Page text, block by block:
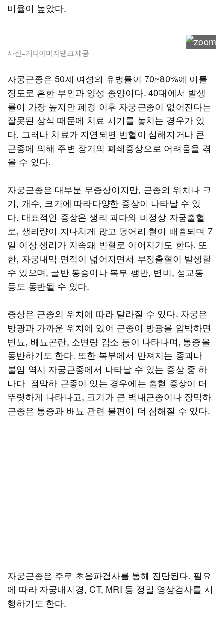
비율이 높았다.
사진=게티이미지뱅크 제공
자궁근종은 50세 여성의 유병률이 70~80%에 이를
정도로 흔한 부인과 양성 종양이다. 40대에서 발생
률이 가장 높지만 폐경 이후 자궁근종이 없어진다는
잘못된 상식 때문에 치료 시기를 놓치는 경우가 있
다. 그러나 치료가 지연되면 빈혈이 심해지거나 큰
근종에 의해 주변 장기의 폐쇄증상으로 어려움을 겪
을 수 있다.
자궁근종은 대부분 무증상이지만, 근종의 위치나 크
기, 개수, 크기에 따라다양한 증상이 나타날 수 있
다. 대표적인 증상은 생리 과다와 비정상 자궁출혈
로, 생리량이 지나치게 많고 덩어리 혈이 배출되며 7
일 이상 생리가 지속돼 빈혈로 이어지기도 한다. 또
한, 자궁내막 면적이 넓어지면서 부정출혈이 발생할
수 있으며, 골반 통증이나 복부 팽만, 변비, 성교통
등도 동반될 수 있다.
증상은 근종의 위치에 따라 달라질 수 있다. 자궁은
방광과 가까운 위치에 있어 근종이 방광을 압박하면
빈뇨, 배뇨곤란, 소변량 감소 등이 나타나며, 통증을
동반하기도 한다. 또한 복부에서 만져지는 종괴나
불임 역시 자궁근종에서 나타날 수 있는 증상 중 하
나다. 점막하 근종이 있는 경우에는 출혈 증상이 더
뚜렷하게 나타나고, 크기가 큰 벽내근종이나 장막하
근종은 통증과 배뇨 관련 불편이 더 심해질 수 있다.
자궁근종은 주로 초음파검사를 통해 진단된다. 필요
에 따라 자궁내시경, CT, MRI 등 정밀 영상검사를 시
행하기도 한다.